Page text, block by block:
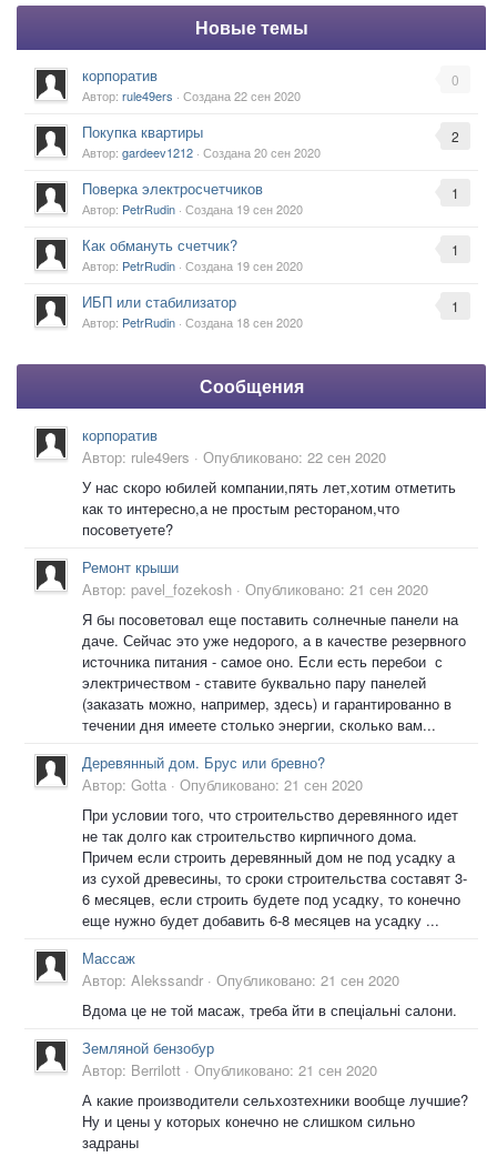
Новые темы
0
корпоратив
Автор: rule49ers · Создана22 сен 2020
2
Покупка квартиры
Автор: gardeev1212 · Создана20 сен 2020
1
Поверка электросчетчиков
Автор: PetrRudin · Создана 19 сен 2020
1
Как обмануть счетчик?
Автор: PetrRudin · Создана 19 сен 2020
1
ИБП или стабилизатор
Автор: PetrRudin · Создана 18 сен 2020
Сообщения
корпоратив
Автор: rule49ers · Опубликовано: 22 сен 2020
У нас скоро юбилей компании,пять лет,хотим отметить
как то интересно,а не простым рестораном,что
посоветуете?
Ремонт крыши
Автор: pavel_fozekosh · Опубликовано: 21 сен 2020
Я бы посоветовал еще поставить солнечные панели на
даче. Сейчас это уже недорого, а в качестве резервного
источника питания - самое оно. Если есть перебои с
электричеством - ставите буквально пару панелей
(заказать можно, например, здесь) и гарантированно в
течении дня имеете столько энергии, сколько вам...
Деревянный дом. Брус или бревно?
Автор: Gotta · Опубликовано: 21 сен 2020
При условии того, что строительство деревянного идет
не так долго как строительство кирпичного дома.
Причем если строить деревянный дом не под усадку а
из сухой древесины, то сроки строительства составят 3-
6 месяцев, если строить будете под усадку, то конечно
еще нужно будет добавить 6-8 месяцев на усадку ...
Массаж
Автор: Alekssandr · Опубликовано: 21 сен 2020
Вдома це не той масаж, треба йти в спеціальні салони.
Земляной бензобур
Автор: Berrilott · Опубликовано: 21 сен 2020
А какие производители сельхозтехники вообще лучшие?
Ну и цены у которых конечно не слишком сильно
задраны